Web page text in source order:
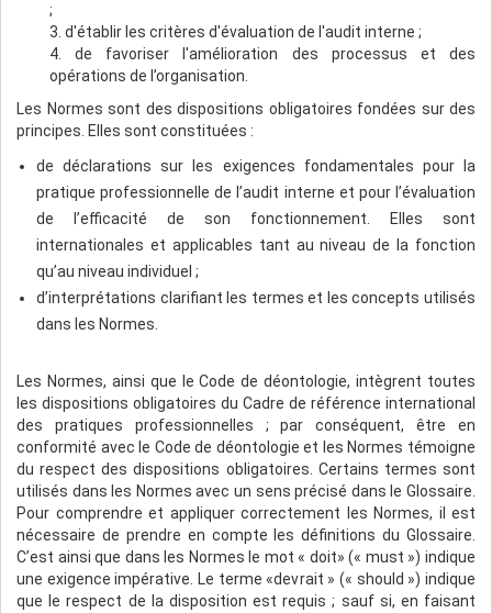
;
3. d'établir les critères d'évaluation de l'audit interne ;
4. de favoriser l'amélioration des processus et des
opérations de l’organisation.
Les Normes sont des dispositions obligatoires fondées sur des
principes. Elles sont constituées :
de déclarations sur les exigences fondamentales pour la
pratique professionnelle de l’audit interne et pour l’évaluation
de l’efficacité de son fonctionnement. Elles sont
internationales et applicables tant au niveau de la fonction
qu’au niveau individuel ;
d’interprétations clarifiant les termes et les concepts utilisés
dans les Normes.
Les Normes, ainsi que le Code de déontologie, intègrent toutes
les dispositions obligatoires du Cadre de référence international
des pratiques professionnelles ; par conséquent, être en
conformité avec le Code de déontologie et les Normes témoigne
du respect des dispositions obligatoires. Certains termes sont
utilisés dans les Normes avec un sens précisé dans le Glossaire.
Pour comprendre et appliquer correctement les Normes, il est
nécessaire de prendre en compte les définitions du Glossaire.
C’est ainsi que dans les Normes le mot « doit» (« must ») indique
une exigence impérative. Le terme «devrait » (« should ») indique
que le respect de la disposition est requis ; sauf si, en faisant